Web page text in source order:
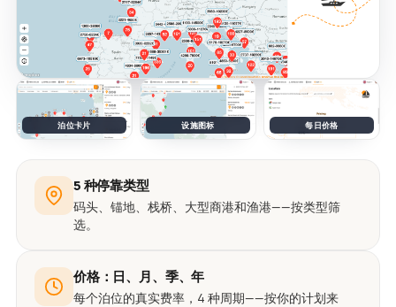
泊位卡片 设施图标 每日价格
5 种停靠类型
码头、锚地、栈桥、大型商港和渔港——按类型筛
选。
价格：日、月、季、年
每个泊位的真实费率，4 种周期——按你的计划来